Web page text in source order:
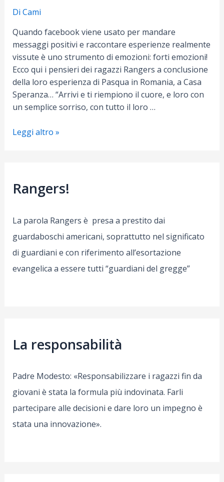
Di Cami
Quando facebook viene usato per mandare
messaggi positivi e raccontare esperienze realmente
vissute è uno strumento di emozioni: forti emozioni!
Ecco qui i pensieri dei ragazzi Rangers a conclusione
della loro esperienza di Pasqua in Romania, a Casa
Speranza… “Arrivi e ti riempiono il cuore, e loro con
un semplice sorriso, con tutto il loro …
#romania2014:
Rangers
a
(Romania)
Leggi altro »
Rangers!
La parola Rangers è presa a prestito dai
guardaboschi americani, soprattutto nel significato
di guardiani e con riferimento all’esortazione
evangelica a essere tutti “guardiani del gregge”
La responsabilità
Padre Modesto: «Responsabilizzare i ragazzi fin da
giovani è stata la formula più indovinata. Farli
partecipare alle decisioni e dare loro un impegno è
stata una innovazione».